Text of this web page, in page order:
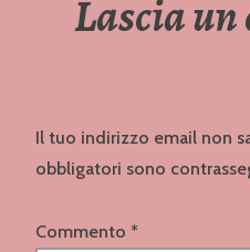
Lascia
Il tuo indirizzo email non
obbligatori sono
Commento *